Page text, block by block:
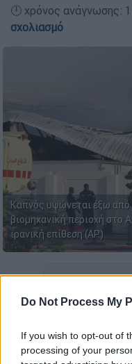
Do Not Process My
If you wish to opt-out of
processing of your
🕛 χρόνος
σχολιασμό
Καπνός υψώνεται έξω από
βιομηχανική περιοχή στο
ιρανική επίθεση (AP)
αγνοείταιμετά τη
ανακοίνωσε το